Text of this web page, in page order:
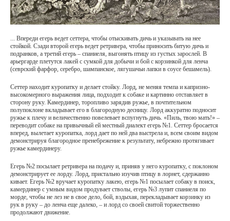
... Впереди егерь ведет сеттера, чтобы отыскивать дичь и указывать на нее
стойкой. Сзади второй егерь ведет ретривера, чтобы приносить битую дичь и
подранков, а третий егерь – спаниеля, выгонять птицу из густых зарослей. В
арьергарде плетутся лакей с сумкой для добычи и бой с корзинкой для ленча
(севрский фарфор, серебро, шампанское, лягушачьи лапки в соусе бешамель).
Сеттер находит куропатку и делает стойку. Лорд, не меняя темпа и капризно-
высокомерного выражения лица, подходит к собаке и картинно отставляет в
сторону руку. Камердинер, торопливо зарядив ружье, в почтительном
полупоклоне вкладывает его в благородную десницу. Лорд аккуратно подносит
ружье к плечу и величественно повелевает вспугнуть дичь. «Пиль, твою мать!» –
переводит собаке на привычный ей местный диалект егерь №1. Сеттер бросается
вперед, вылетает куропатка, лорд дает по ней два выстрела и, всем своим видом
демонстрируя благородное пренебрежение к результату, небрежно протягивает
ружье камердинеру.
Егерь №2 посылает ретривера на подачу и, приняв у него куропатку, с поклоном
демонстрирует ее лорду. Лорд, пристально изучив птицу в лорнет, сдержанно
кивает. Егерь №2 вручает куропатку лакею, егерь №1 посылает собаку в поиск,
камердинер с умным видом продувает стволы, егерь №3 лупит спаниеля по
морде, чтобы не лез не в свое дело, бой, вздыхая, перекладывает корзинку из
рук в руку – до ленча еще далеко, – и лорд со своей свитой торжественно
продолжают движение.